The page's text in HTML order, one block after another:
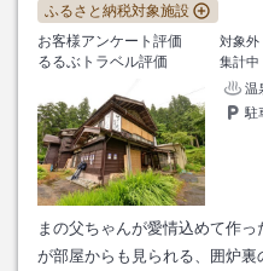
ふるさと納税対象施設
お客様アンケート評価
対象外
るるぶトラベル評価
集計中
温
駐
まの父ちゃんが愛情込めて作
が部屋からも見られる、囲炉